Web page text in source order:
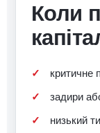
Коли
критичне
задири
низький